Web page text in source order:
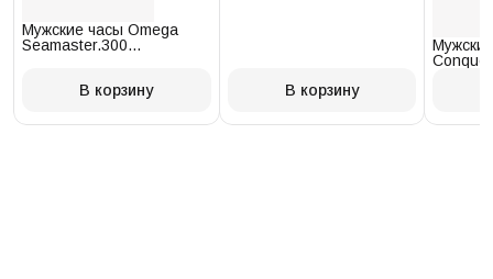
Мужские часы Omega
Seamaster.300
В корзину
В корзину